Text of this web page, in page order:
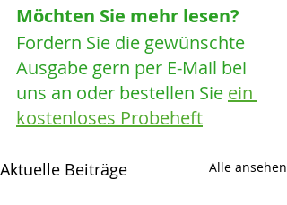
Möchten Sie mehr lesen?
Fordern Sie die gewünschte
Ausgabe gern per E-Mail bei
uns an oder bestellen Sie ein
kostenloses Probeheft
Aktuelle Beiträge Alle ansehen